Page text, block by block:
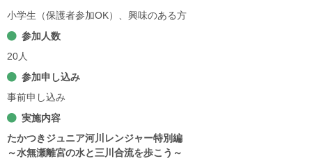
小学生（保護者参加OK）、興味のある方
参加人数
20人
参加申し込み
事前申し込み
実施内容
たかつきジュニア河川レンジャー特別編
～水無瀬離宮の水と三川合流を歩こう～